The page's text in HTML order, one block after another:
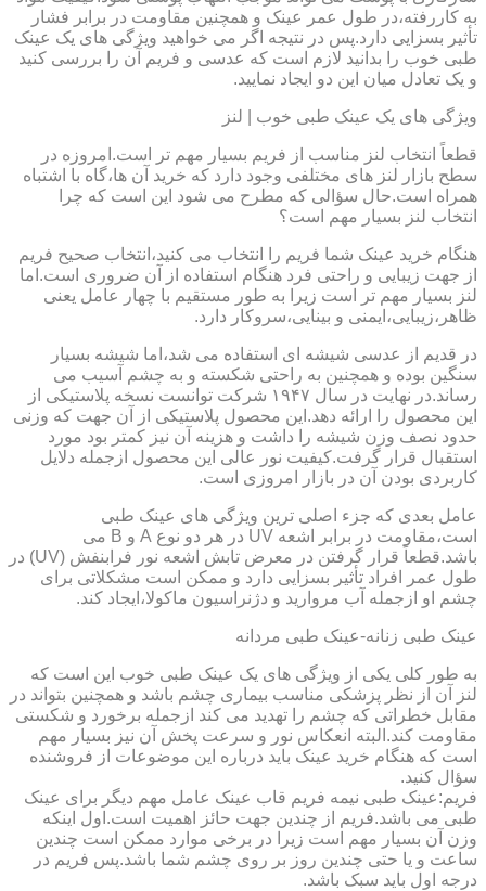
به کاررفته،در طول عمر عینک و همچنین مقاومت در برابر فشار
تأثیر بسزایی دارد.پس در نتیجه اگر می خواهید ویژگی های یک عینک
طبی خوب را بدانید لازم است که عدسی و فریم آن را بررسی کنید
و یک تعادل میان این دو ایجاد نمایید.
ویژگی های یک عینک طبی خوب | لنز
قطعاً انتخاب لنز مناسب از فریم بسیار مهم تر است.امروزه در
سطح بازار لنز های مختلفی وجود دارد که خرید آن ها،گاه با اشتباه
همراه است.حال سؤالی که مطرح می شود این است که چرا
انتخاب لنز بسیار مهم است؟
هنگام خرید عینک شما فریم را انتخاب می کنید،انتخاب صحیح فریم
از جهت زیبایی و راحتی فرد هنگام استفاده از آن ضروری است.اما
لنز بسیار مهم تر است زیرا به طور مستقیم با چهار عامل یعنی
ظاهر،زیبایی،ایمنی و بینایی،سروکار دارد.
در قدیم از عدسی شیشه ای استفاده می شد،اما شیشه بسیار
سنگین بوده و همچنین به راحتی شکسته و به چشم آسیب می
رساند.در نهایت در سال ۱۹۴۷ شرکت توانست نسخه پلاستیکی از
این محصول را ارائه دهد.این محصول پلاستیکی از آن جهت که وزنی
حدود نصف وزن شیشه را داشت و هزینه آن نیز کمتر بود مورد
استقبال قرار گرفت.کیفیت نور عالی این محصول ازجمله دلایل
کاربردی بودن آن در بازار امروزی است.
عامل بعدی که جزء اصلی ترین ویژگی های عینک طبی
است،مقاومت در برابر اشعه UV در هر دو نوع A و B می
باشد.قطعاً قرار گرفتن در معرض تابش اشعه نور فرابنفش (UV) در
طول عمر افراد تأثیر بسزایی دارد و ممکن است مشکلاتی برای
چشم او ازجمله آب مروارید و دژنراسیون ماکولا،ایجاد کند.
عینک طبی زنانه-عینک طبی مردانه
به طور کلی یکی از ویژگی های یک عینک طبی خوب این است که
لنز آن از نظر پزشکی مناسب بیماری چشم باشد و همچنین بتواند در
مقابل خطراتی که چشم را تهدید می کند ازجمله برخورد و شکستی
مقاومت کند.البته انعکاس نور و سرعت پخش آن نیز بسیار مهم
است که هنگام خرید عینک باید درباره این موضوعات از فروشنده
سؤال کنید.
فریم:عینک طبی نیمه فریم قاب عینک عامل مهم دیگر برای عینک
طبی می باشد.فریم از چندین جهت حائز اهمیت است.اول اینکه
وزن آن بسیار مهم است زیرا در برخی موارد ممکن است چندین
ساعت و یا حتی چندین روز بر روی چشم شما باشد.پس فریم در
درجه اول باید سبک باشد.